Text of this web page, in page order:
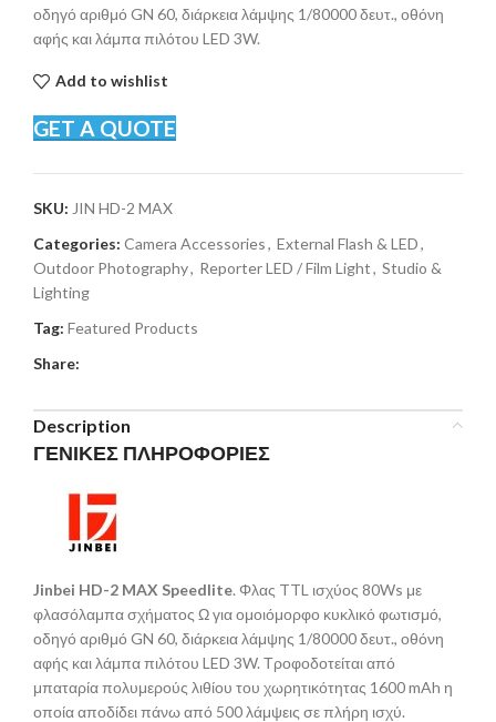
οδηγό αριθμό GN 60, διάρκεια λάμψης 1/80000 δευτ., οθόνη
αφής και λάμπα πιλότου LED 3W.
Add to wishlist
GET A QUOTE
SKU: JIN HD-2 MAX
Categories: Camera Accessories, External Flash & LED,
Outdoor Photography, Reporter LED / Film Light, Studio &
Lighting
Tag: Featured Products
Share:
Description
ΓΕΝΙΚΕΣ ΠΛΗΡΟΦΟΡΙΕΣ
Jinbei HD-2 MAX Speedlite. Φλας TTL ισχύος 80Ws με
φλασόλαμπα σχήματος Ω για ομοιόμορφο κυκλικό φωτισμό,
οδηγό αριθμό GN 60, διάρκεια λάμψης 1/80000 δευτ., οθόνη
αφής και λάμπα πιλότου LED 3W. Τροφοδοτείται από
μπαταρία πολυμερούς λιθίου του χωρητικότητας 1600 mAh η
οποία αποδίδει πάνω από 500 λάμψεις σε πλήρη ισχύ.